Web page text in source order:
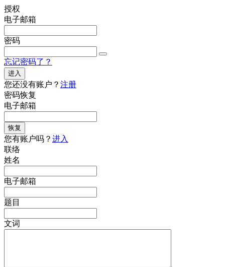
授权
电子邮箱
密码
忘记密码了？
进入
您还没有账户？ 注册
密码恢复
电子邮箱
恢复
您有账户吗？ 进入
联络
姓名
电子邮箱
题目
文词